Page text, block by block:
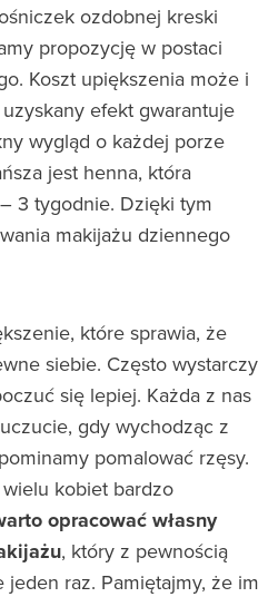
ozdobnej kreski
propozycję w postaci
Koszt upiększenia może i
efekt gwarantuje
wygląd o każdej porze
jest henna, która
3 tygodnie. Dzięki tym
makijażu dziennego
które sprawia, że
siebie. Często wystarczy
się lepiej. Każda z nas
gdy wychodząc z
pomalować rzęsy.
kobiet bardzo
opracować własny
, który z pewnością
raz. Pamiętajmy, że im